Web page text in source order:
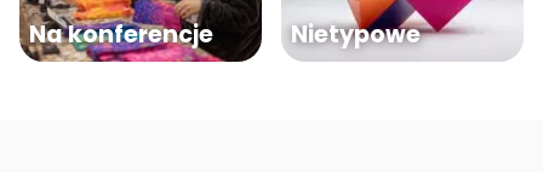
Na konferencje Nietypowe